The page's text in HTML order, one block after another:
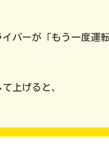
バーが「もう一度運
上げると、